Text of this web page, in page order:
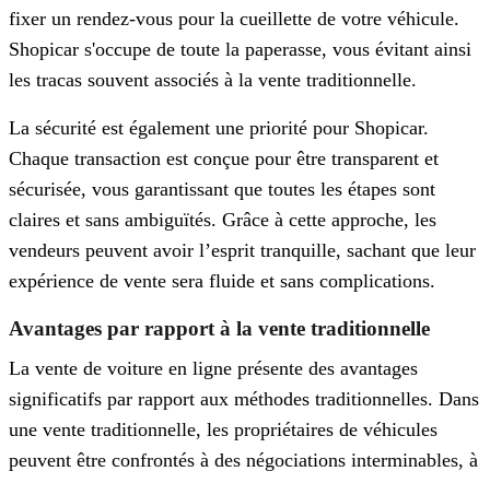
fixer un rendez-vous pour la cueillette de votre véhicule.
Shopicar s'occupe de toute la paperasse, vous évitant ainsi
les tracas souvent associés à la vente traditionnelle.
La sécurité est également une priorité pour Shopicar.
Chaque transaction est conçue pour être transparent et
sécurisée, vous garantissant que toutes les étapes sont
claires et sans ambiguïtés. Grâce à cette approche, les
vendeurs peuvent avoir l’esprit tranquille, sachant que leur
expérience de vente sera fluide et sans complications.
Avantages par rapport à la vente traditionnelle
La vente de voiture en ligne présente des avantages
significatifs par rapport aux méthodes traditionnelles. Dans
une vente traditionnelle, les propriétaires de véhicules
peuvent être confrontés à des négociations interminables, à